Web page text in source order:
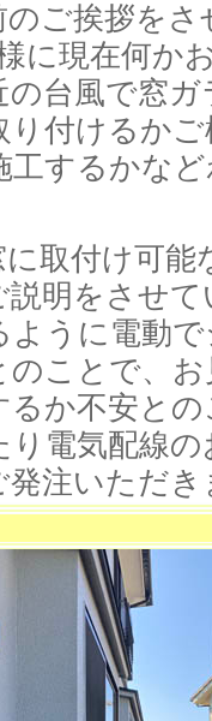
のご挨拶を
に現在何か
の台風で窓
り付けるか
工するかな
取付け可能
説明をさせ
ように電動
のことで、
るか不安と
り電気配線
発注いただ